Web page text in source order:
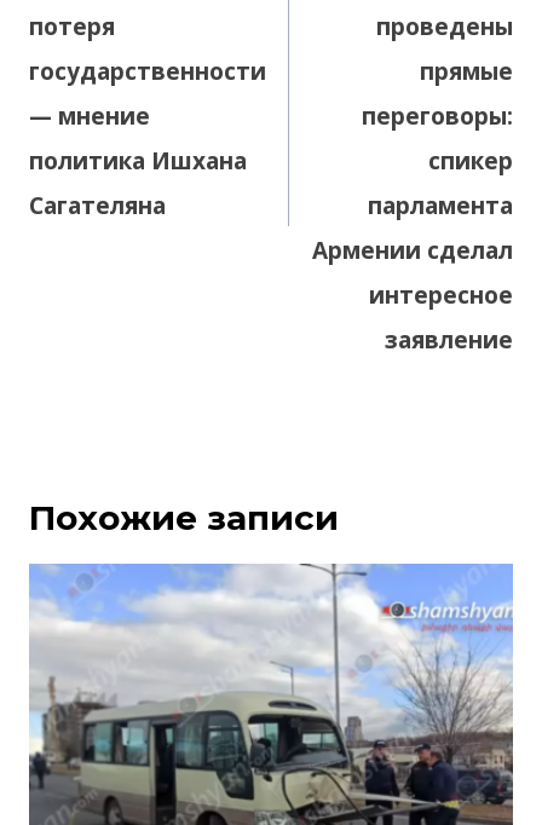
потеря
государственности
— мнение
политика Ишхана
Сагателяна
проведены
прямые
переговоры:
спикер
парламента
Армении сделал
интересное
заявление
Похожие записи